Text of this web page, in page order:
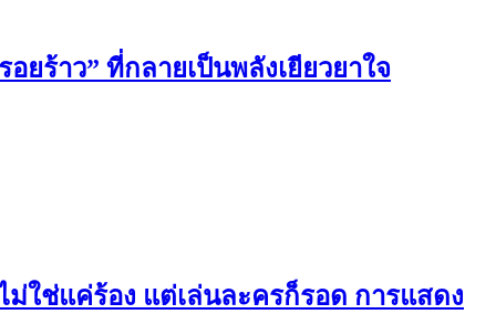
ยร้าว” ที่กลายเป็นพลังเยียวยาใจ
ใช่แค่ร้อง แต่เล่นละครก็รอด การแสดง